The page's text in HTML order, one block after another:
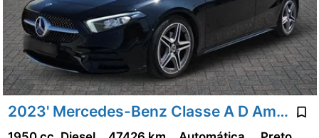
2023' Mercedes-Benz Classe A D Amg Line Aut.